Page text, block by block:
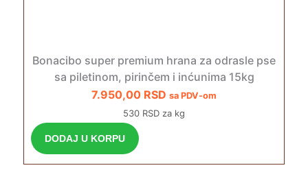
Bonacibo super premium hrana za odrasle pse
sa piletinom, pirinčem i inćunima 15kg
7.950,00 RSD sa PDV-om
530 RSD za kg
DODAJ U KORPU